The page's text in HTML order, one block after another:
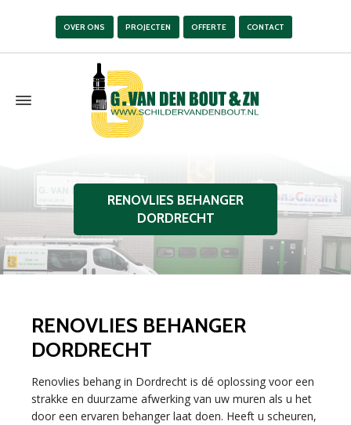
OVER ONS PROJECTEN OFFERTE CONTACT
RENOVLIES BEHANGER
DORDRECHT
RENOVLIES BEHANGER
DORDRECHT
Renovlies behang in Dordrecht is dé oplossing voor een
strakke en duurzame afwerking van uw muren als u het
door een ervaren behanger laat doen. Heeft u scheuren,